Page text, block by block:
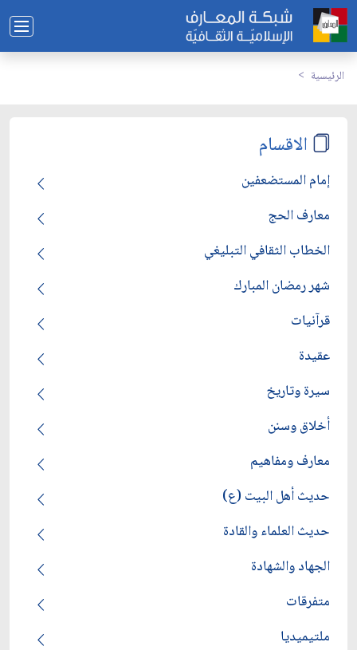
الرئيسية
الاقسام
إمام المستضعفين
معارف الحج
الخطاب الثقافي التبليغي
شهر رمضان المبارك
قرآنيات
عقيدة
سيرة وتاريخ
أخلاق وسنن
معارف ومفاهيم
حديث أهل البيت (ع)
حديث العلماء والقادة
الجهاد والشهادة
متفرقات
ملتيميديا